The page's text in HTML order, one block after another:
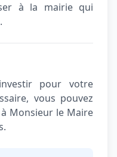
à la mairie qui
pour votre
vous pouvez
Monsieur le Maire